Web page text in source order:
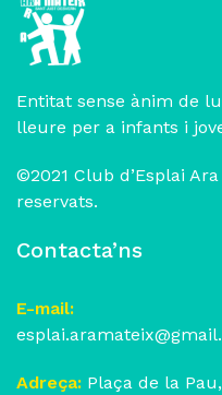
Entitat sense ànim de
lleure per a infants i
©2021 Club d’Esplai
reservats.
Contacta’ns
E-mail:
Adreça: Plaça de la